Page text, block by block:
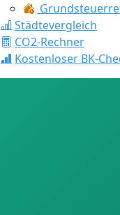
Städtevergleich
CO2-Rechner
Kostenloser BK-